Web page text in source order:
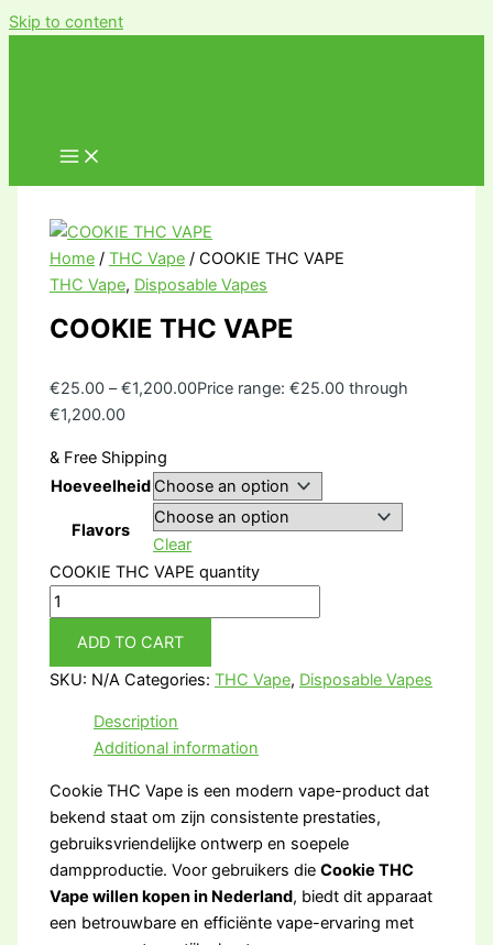
Skip to content
Home /THC Vape / COOKIE THC VAPE
THC Vape, Disposable Vapes
COOKIE THC VAPE
€25.00 – €1,200.00Price range: €25.00 through
€1,200.00
& Free Shipping
Hoeveelheid
Flavors
Clear
COOKIE THC VAPE quantity
ADD TO CART
SKU: N/A Categories:THC Vape, Disposable Vapes
Description
Additional information
Cookie THC Vape is een modern vape-product dat
bekend staat om zijn consistente prestaties,
gebruiksvriendelijke ontwerp en soepele
dampproductie. Voor gebruikers dieCookie THC
Vape willen kopen in Nederland, biedt dit apparaat
een betrouwbare en efficiënte vape-ervaring met